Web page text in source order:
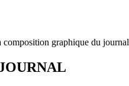
composition graphique du journal